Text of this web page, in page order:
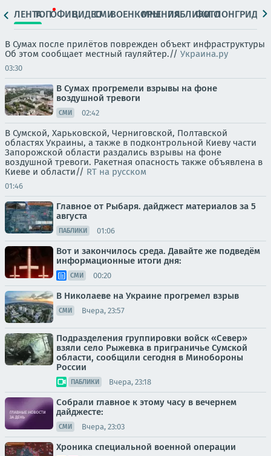
ЛЕНТАТОПОФИЦ.ВИДЕОСМИВОЕНКОРЫМНЕНИЯПАБЛИКИ
ФОТОЛОНГРИДЫ
В Сумах после прилётов поврежден объект инфраструктуры
Об этом сообщает местный гауляйтер.// Украина.ру
03:30
В Сумах прогремели взрывы на фоне
воздушной тревоги
СМИ 02:42
В Сумской, Харьковской, Черниговской, Полтавской
областях Украины, а также в подконтрольной Киеву части
Запорожской области раздались взрывы на фоне
воздушной тревоги. Ракетная опасность также объявлена в
Киеве и области// RT на русском
01:46
Главное от Рыбаря. дайджест материалов за 5
августа
ПАБЛИКИ 01:06
Вот и закончилось среда. Давайте же подведём
информационные итоги дня:
СМИ 00:20
В Николаеве на Украине прогремел взрыв
СМИ Вчера, 23:57
Подразделения группировки войск «Север»
взяли село Рыжевка в приграничье Сумской
области, сообщили сегодня в Минобороны
России
ПАБЛИКИ Вчера, 23:18
Собрали главное к этому часу в вечернем
дайджесте:
СМИ Вчера, 23:03
Хроника специальной военной операции